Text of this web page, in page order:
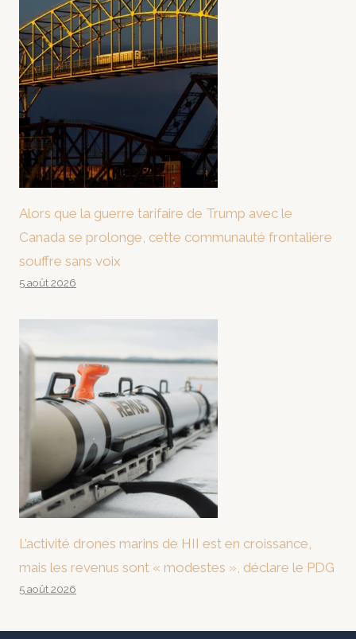
Alors que la guerre tarifaire de Trump avec le
Canada se prolonge, cette communauté frontalière
souffre sans voix
5 août 2026
L’activité drones marins de HII est en croissance,
mais les revenus sont « modestes », déclare le PDG
5 août 2026